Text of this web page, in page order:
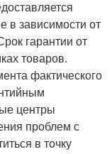
в зависимости от
гарантии от
товаров.
фактического
центры
проблем с
в точку